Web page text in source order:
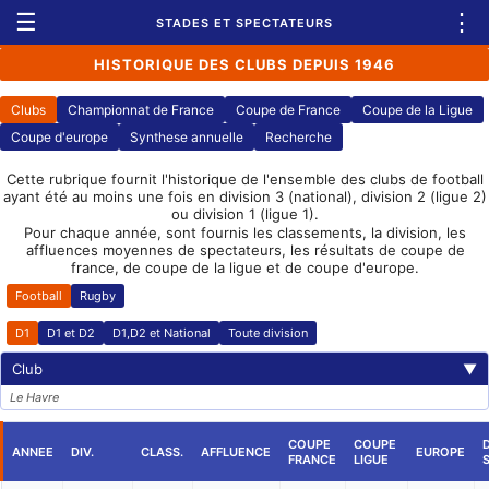
☰ STADES ET SPECTATEURS ⋮
HISTORIQUE DES CLUBS DEPUIS 1946
Clubs Championnat de France Coupe de France
Coupe de la Ligue
Coupe d'europe
Synthese annuelle Recherche
Cette rubrique fournit l'historique de l'ensemble des clubs de football
ayant été au moins une fois en division 3 (national), division 2 (ligue 2)
ou division 1 (ligue 1).
Pour chaque année, sont fournis les classements, la division, les
affluences moyennes de spectateurs, les résultats de coupe de
france, de coupe de la ligue et de coupe d'europe.
Football Rugby
D1 D1 et D2 D1,D2 et National Toute division
Club ▼
Le Havre
ANNEE DIV. CLASS. AFFLUENCE
COUPE
FRANCE
COUPE
LIGUE
EUROPE